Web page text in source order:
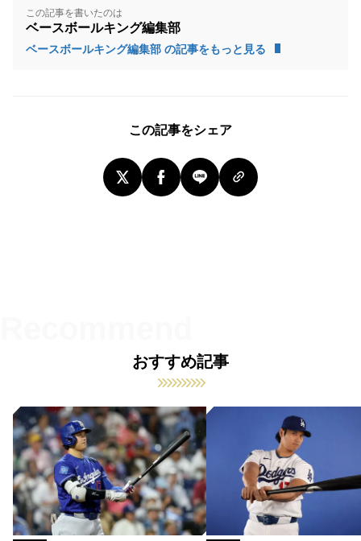
この記事を書いたのは
ベースボールキング編集部
ベースボールキング編集部 の記事をもっと見る
この記事をシェア
おすすめ記事